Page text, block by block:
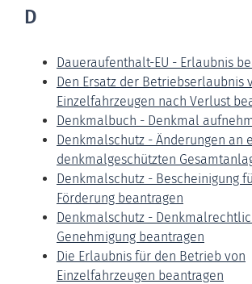
D
Daueraufenthalt-EU - Erlaubnis
Den Ersatz der Betriebserlaubnis
Einzelfahrzeugen nach Verlust
Denkmalbuch - Denkmal
Denkmalschutz - Änderungen an
denkmalgeschützten
Denkmalschutz - Bescheinigung
Förderung beantragen
Denkmalschutz -
Genehmigung beantragen
Die Erlaubnis für den Betrieb von
Einzelfahrzeugen beantragen